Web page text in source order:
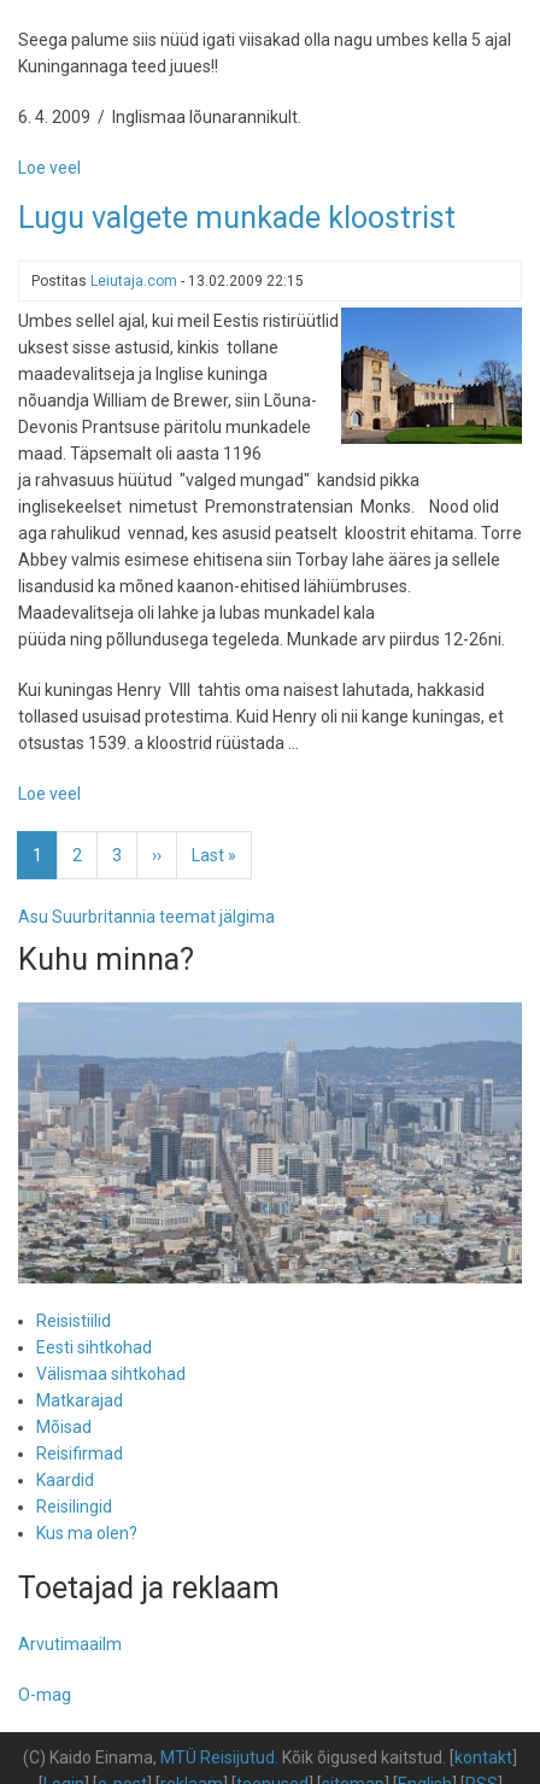
Seega palume siis nüüd igati viisakad olla nagu umbes kella 5 ajal
Kuningannaga teed juues!!
6. 4. 2009 / Inglismaa lõunarannikult.
Loe veel
rohkem
rubla
Lugu valgete munkade kloostrist
Postitas Leiutaja.com - 13.02.2009 22:15
Umbes sellel ajal, kui meil Eestis ristirüütlid
uksest sisse astusid, kinkis tollane
maadevalitseja ja Inglise kuninga
nõuandja William de Brewer, siin Lõuna-
Devonis Prantsuse päritolu munkadele
maad. Täpsemalt oli aasta 1196
ja rahvasuus hüütud "valged mungad" kandsid pikka
inglisekeelset nimetust Premonstratensian Monks. Nood olid
aga rahulikud vennad, kes asusid peatselt kloostrit ehitama. Torre
Abbey valmis esimese ehitisena siin Torbay lahe ääres ja sellele
lisandusid ka mõned kaanon-ehitised lähiümbruses.
Maadevalitseja oli lahke ja lubas munkadel kala
püüda ning põllundusega tegeleda. Munkade arv piirdus 12-26ni.
Kui kuningas Henry VIII tahtis oma naisest lahutada, hakkasid
tollased usuisad protestima. Kuid Henry oli nii kange kuningas, et
otsustas 1539. a kloostrid rüüstada ...
Loe veel
valgete
Pagination
Eesolev
leht
1 Page
2 Page
3
Järgmine
leht
››
Viimane
leht
Last »
Asu Suurbritannia teemat jälgima
Kuhu minna?
Reisistiilid
Eesti sihtkohad
Välismaa sihtkohad
Matkarajad
Mõisad
Reisifirmad
Kaardid
Reisilingid
Kus ma olen?
Toetajad ja reklaam
Arvutimaailm
O-mag
(C) Kaido Einama, MTÜ Reisijutud Kõik õigused kaitstud kontakt